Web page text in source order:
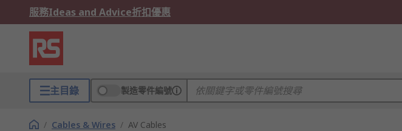
服務Ideas and Advice折扣優惠
主目錄 製造零件編號
/ Cables & Wires / AV Cables